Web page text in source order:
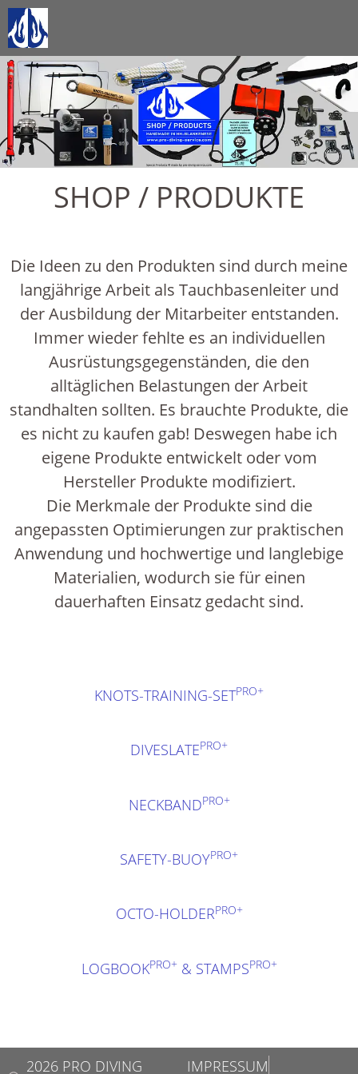
SHOP / PRODUKTE
Die Ideen zu den Produkten sind durch meine
langjährige Arbeit als Tauchbasenleiter und
der Ausbildung der Mitarbeiter entstanden.
Immer wieder fehlte es an individuellen
Ausrüstungsgegenständen, die den
alltäglichen Belastungen der Arbeit
standhalten sollten. Es brauchte Produkte, die
es nicht zu kaufen gab! Deswegen habe ich
eigene Produkte entwickelt oder vom
Hersteller Produkte modifiziert.
Die Merkmale der Produkte sind die
angepassten Optimierungen zur praktischen
Anwendung und hochwertige und langlebige
Materialien, wodurch sie für einen
dauerhaften Einsatz gedacht sind.
KNOTS-TRAINING-SETPRO+
DIVESLATEPRO+
NECKBANDPRO+
SAFETY-BUOYPRO+
OCTO-HOLDERPRO+
LOGBOOKPRO+& STAMPSPRO+
2026 PRO DIVING IMPRESSUM